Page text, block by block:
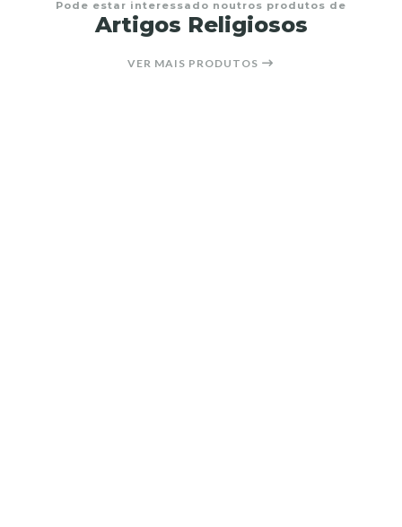
Pode estar interessado noutros produtos de
Artigos Religiosos
VER MAIS PRODUTOS